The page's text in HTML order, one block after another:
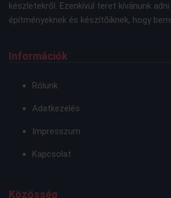
készletekről. Ezenkívül teret kívánunk adni
építményeknek és készítőiknek, hogy
Információk
Rólunk
Adatkezelés
Impresszum
Kapcsolat
Közösség